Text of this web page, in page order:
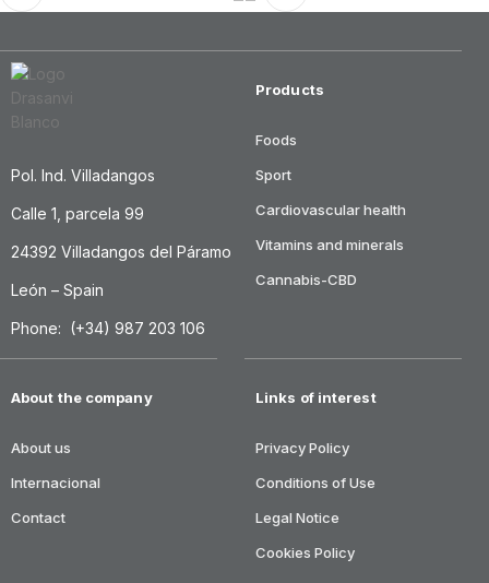
Pol. Ind. Villadangos
Calle 1, parcela 99
24392 Villadangos del Páramo
León – Spain
Phone: (+34) 987 203 106
Products
Foods
Sport
Cardiovascular health
Vitamins and minerals
Cannabis-CBD
About the company
About us
Internacional
Contact
Links of interest
Privacy Policy
Conditions of Use
Legal Notice
Cookies Policy